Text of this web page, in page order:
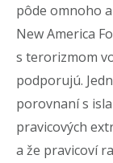
pôde omnoho
New America
s terorizmom
podporujú.
porovnaní s
pravicových
a že pravicoví